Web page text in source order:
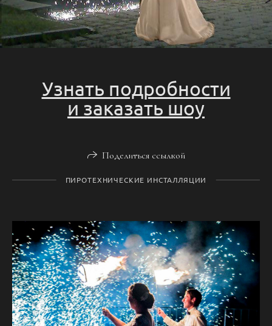
Узнать подробности
и заказать шоу
Поделиться ссылкой
ПИРОТЕХНИЧЕСКИЕ ИНСТАЛЛЯЦИИ